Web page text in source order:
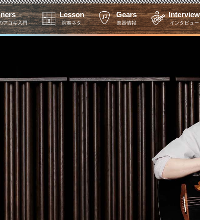
アコギ入門
Lesson
演奏ネタ
Gears
楽器情報
Interview
インタビュー